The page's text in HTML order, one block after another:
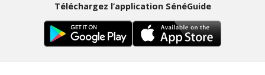
Téléchargez l’application SénéGuide